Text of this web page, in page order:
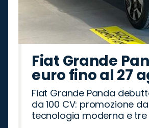
Fiat Grande
euro fino al 27
Fiat Grande Panda
da 100 CV: promozione
tecnologia moderna e